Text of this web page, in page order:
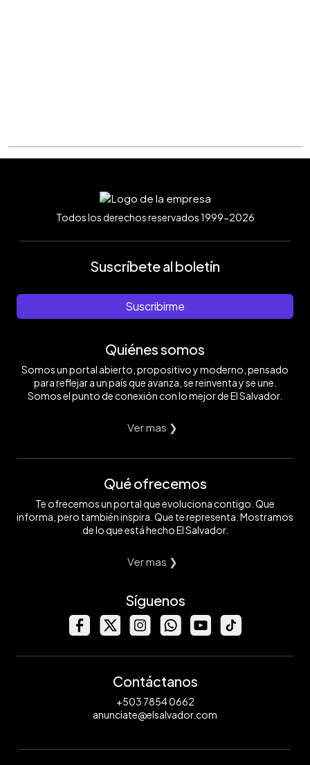
Todos los derechos reservados 1999-2026
Suscríbete al boletín
Suscribirme
Quiénes somos
Somos un portal abierto, propositivo y moderno, pensado
para reflejar a un país que avanza, se reinventa y se une.
Somos el punto de conexión con lo mejor de El Salvador.
Ver mas ❯
Qué ofrecemos
Te ofrecemos un portal que evoluciona contigo. Que
informa, pero también inspira. Que te representa. Mostramos
de lo que está hecho El Salvador.
Ver mas ❯
Síguenos
Contáctanos
+503 7854 0662
anunciate@elsalvador.com